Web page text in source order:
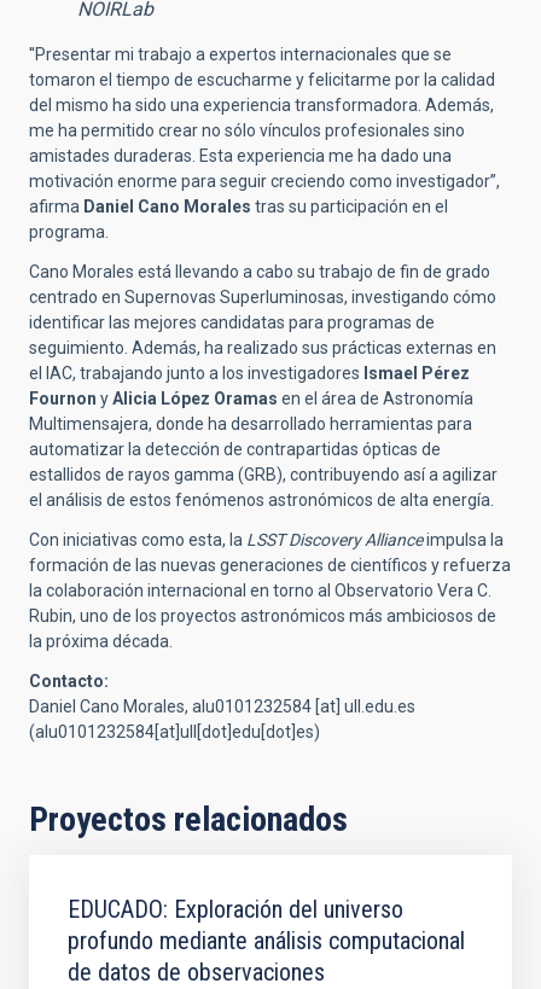
NOIRLab
''Presentar mi trabajo a expertos internacionales que se
tomaron el tiempo de escucharme y felicitarme por la calidad
del mismo ha sido una experiencia transformadora. Además,
me ha permitido crear no sólo vínculos profesionales sino
amistades duraderas. Esta experiencia me ha dado una
motivación enorme para seguir creciendo como investigador”,
afirma Daniel Cano Morales tras su participación en el
programa.
Cano Morales está llevando a cabo su trabajo de fin de grado
centrado en Supernovas Superluminosas, investigando cómo
identificar las mejores candidatas para programas de
seguimiento. Además, ha realizado sus prácticas externas en
el IAC, trabajando junto a los investigadores Ismael Pérez
Fournon yAlicia López Oramas en el área de Astronomía
Multimensajera, donde ha desarrollado herramientas para
automatizar la detección de contrapartidas ópticas de
estallidos de rayos gamma (GRB), contribuyendo así a agilizar
el análisis de estos fenómenos astronómicos de alta energía.
Con iniciativas como esta, la LSST Discovery Allianceimpulsa la
formación de las nuevas generaciones de científicos y refuerza
la colaboración internacional en torno al Observatorio Vera C.
Rubin, uno de los proyectos astronómicos más ambiciosos de
la próxima década.
Contacto:
Daniel Cano Morales, alu0101232584 [at] ull.edu.es
(alu0101232584[at]ull[dot]edu[dot]es)
Proyectos relacionados
EDUCADO: Exploración del universo
profundo mediante análisis computacional
de datos de observaciones